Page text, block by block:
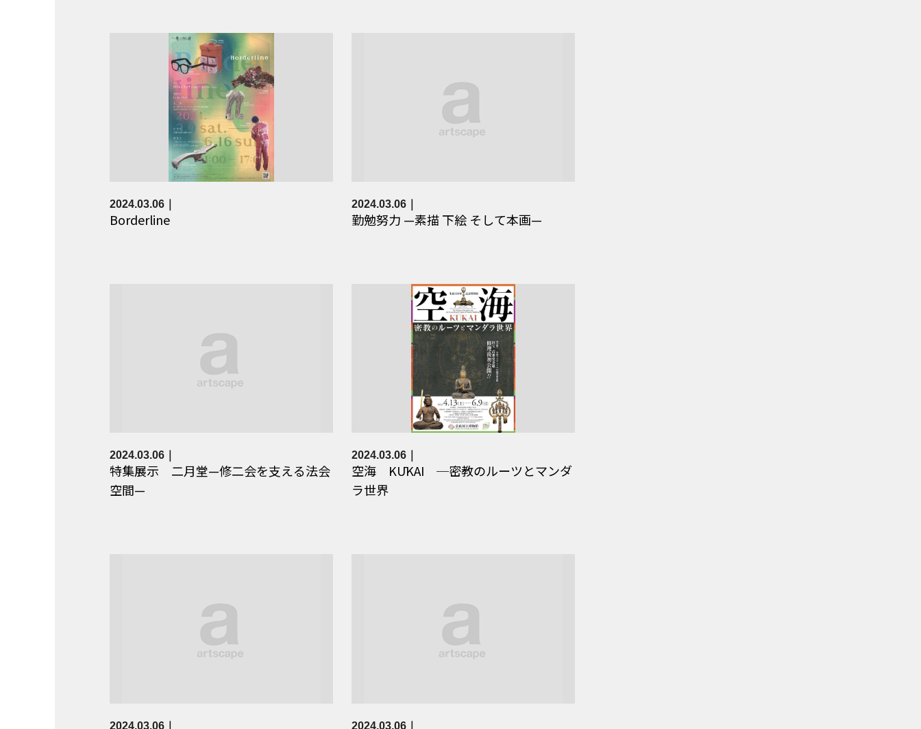
2024.03.06
Borderline
2024.03.06
勤勉努力 —素描 下絵 そして本画—
2024.03.06
特集展示 二月堂—修二会を支える法会
空間—
2024.03.06
空海 KŪKAI ─密教のルーツとマンダ
ラ世界
2024.03.06 2024.03.06